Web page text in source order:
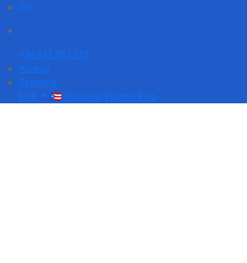
+34 911 967 721
Acceso
Registro
EUR
🇵🇷 Sucursal Puerto Rico